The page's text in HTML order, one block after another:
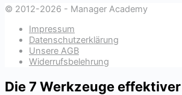
© 2012-2026 - Manager Academy
Impressum
Datenschutzerklärung
Unsere AGB
Widerrufsbelehrung
Die 7 Werkzeuge